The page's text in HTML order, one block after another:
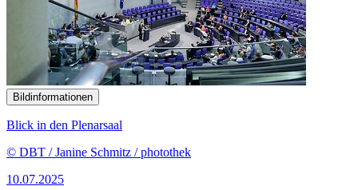
Bildinformationen
Blick in den Plenarsaal
© DBT / Janine Schmitz / photothek
10.07.2025